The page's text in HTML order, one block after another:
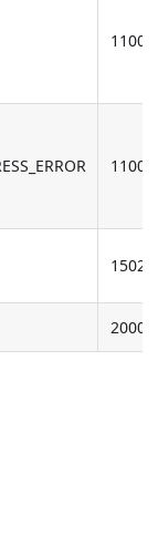
11004
11005
15028
20000